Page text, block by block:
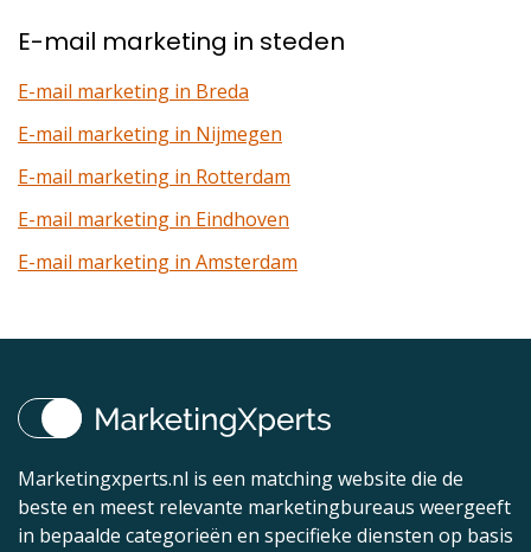
E-mail marketing in steden
E-mail marketing in Breda
E-mail marketing in Nijmegen
E-mail marketing in Rotterdam
E-mail marketing in Eindhoven
E-mail marketing in Amsterdam
Marketingxperts.nl is een matching website die de
beste en meest relevante marketingbureaus weergeeft
in bepaalde categorieën en specifieke diensten op basis